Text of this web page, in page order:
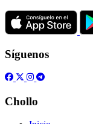
Síguenos
Chollo